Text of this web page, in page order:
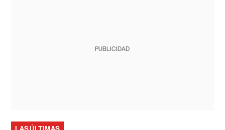
PUBLICIDAD